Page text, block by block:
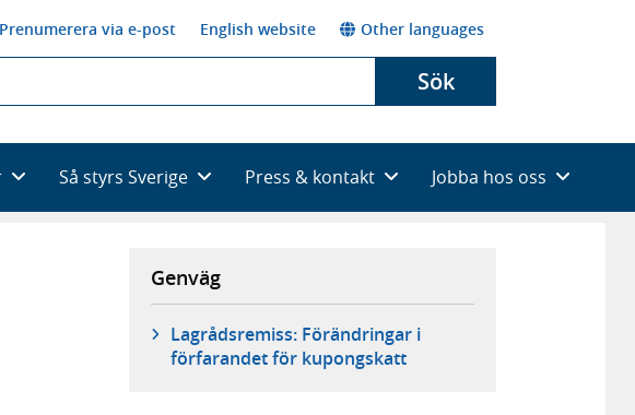
Prenumerera via e-post English website Other languages
Sök
Så styrs Sverige Press & kontakt Jobba hos oss
Genväg
Lagrådsremiss: Förändringar i
förfarandet för kupongskatt